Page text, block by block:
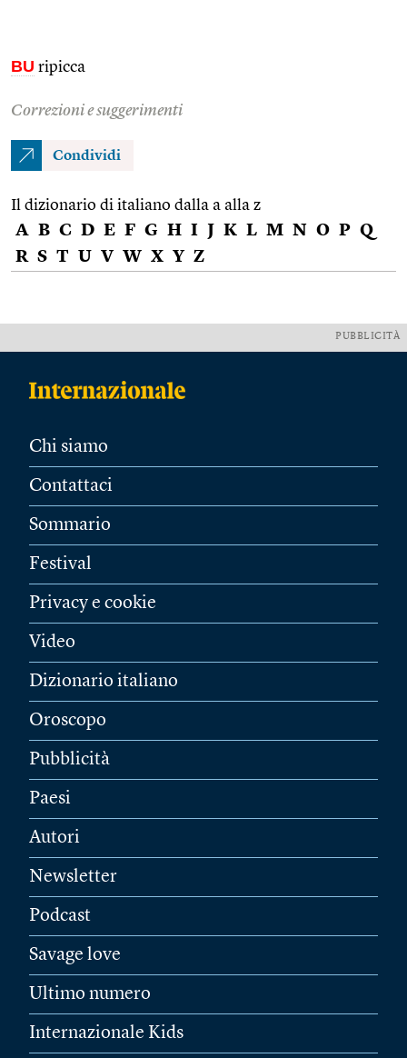
BU ripicca
Correzioni e suggerimenti
Condividi
Il dizionario di italiano dalla a alla z
A B C D E F G H I J K L M N O P Q
R S T U V W X Y Z
PUBBLICITÀ
Chi siamo
Contattaci
Sommario
Festival
Privacy e cookie
Video
Dizionario italiano
Oroscopo
Pubblicità
Paesi
Autori
Newsletter
Podcast
Savage love
Ultimo numero
Internazionale Kids